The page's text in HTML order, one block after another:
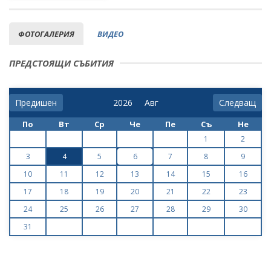
ФОТОГАЛЕРИЯ ВИДЕО
ПРЕДСТОЯЩИ СЪБИТИЯ
Предишен Следващ
По Вт Ср Че Пе Съ Не
1
2
3
4 5 6 7 8
9
10
11 12 13 14 15
16
17
18 19 20 21 22
23
24
25 26 27 28 29
30
31